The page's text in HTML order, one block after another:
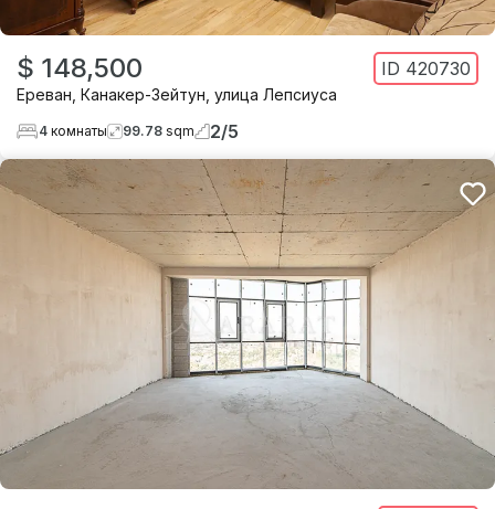
$ 148,500 ID 420730
Ереван Канакер-Зейтун улица Лепсиуса
4 комнаты 99.78 sqm 2/5